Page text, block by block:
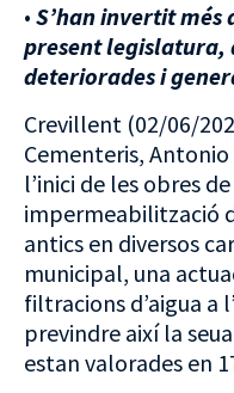
• S’han invertit més
present legislatura,
deteriorades i
Crevillent (02/06/
Cementeris,
l’inici de les obres
impermeabilització
antics en diversos
municipal, una
filtracions d’aigua a
previndre així la
estan valorades en